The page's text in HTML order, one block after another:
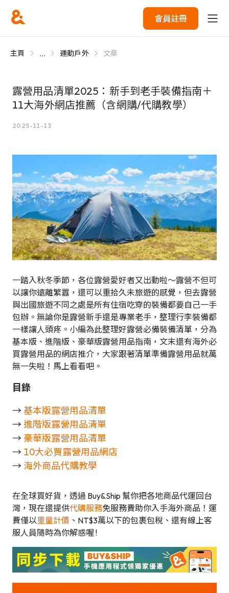
會員註冊
主頁 ... 運動戶外 文章
露營用品清單2025：新手到老手裝備指南＋
11大海外網店推薦（含網購/代購教學）
2025-11-13
一踏入秋冬季節，各位露營愛好者又出動啦～露營不但可
以讓你遠離繁囂，還可以重拾久未旅遊的感覺，但去露營
與出國旅遊不同之處是所有住宿吃穿的裝備都要自己一手
包辦。無論你是露營新手還是專業老手，整理行李裝備都
一樣讓人頭疼。小編為此整理好露營必備裝備清單，分為
基本版、進階版、豪華版露營用品指南，文末還有海外必
買露營用品的網店推介，大家跟著清單準備露營用品就萬
無一失啦！馬上看看吧。
目錄
→ 基本版露營用品清單
→ 進階版露營用品清單
→ 豪華版露營用品清單
→ 10大必買露營用品網店
→ 海外商品代購教學
在全球買好貨，透過 Buy&Ship 幫你把各地商品代運回台
灣，現在還提供代購服務免服務費助你入手海外商品！運
費僅以重量計價 、NT$3萬以下的包裹包稅、還有線上客
服人員隨時為你解惑喔 !